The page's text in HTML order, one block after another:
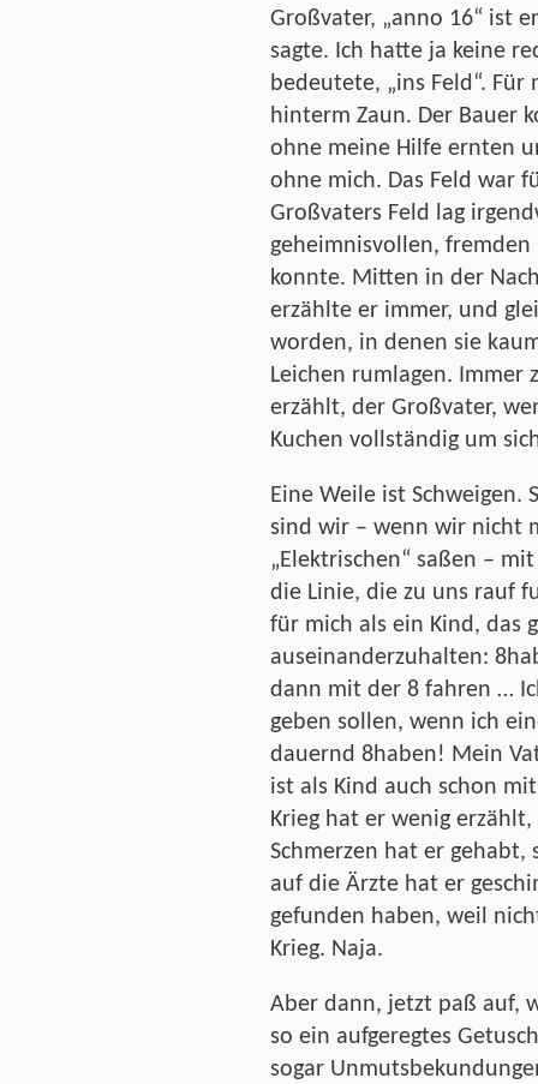
Großvater, „anno 16“ ist
sagte. Ich hatte ja keine
bedeutete, „ins Feld“. Für
hinterm Zaun. Der Bauer
ohne meine Hilfe ernten
ohne mich. Das Feld war
Großvaters Feld lag
geheimnisvollen,
konnte. Mitten in der
erzählte er immer, und
worden, in denen sie
Leichen rumlagen. Immer
erzählt, der Großvater,
Kuchen vollständig um
Eine Weile ist Schweigen.
sind wir – wenn wir nicht
„Elektrischen“ saßen –
die Linie, die zu uns rauf
für mich als ein Kind, das
auseinanderzuhalten:
dann mit der 8 fahren …
geben sollen, wenn ich
dauernd 8haben! Mein
ist als Kind auch schon
Krieg hat er wenig
Schmerzen hat er gehabt,
auf die Ärzte hat er
gefunden haben, weil
Krieg. Naja.
Aber dann, jetzt paß auf,
so ein aufgeregtes
sogar